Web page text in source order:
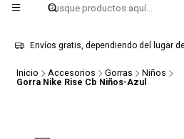
Envíos gratis, dependiendo del lugar
Inicio Accesorios Gorras
Niños
Gorra Nike Rise Cb Niños-Azul